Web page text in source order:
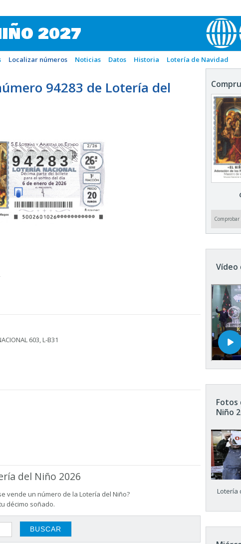
2027
Localizar números Noticias Datos Historia Lotería de Navidad
94283 de Lotería del
94283
603, L-B31
del Niño 2026
vende un número de la Lotería del Niño?
décimo soñado.
Vídeo
Fotos
Niño
Lotería